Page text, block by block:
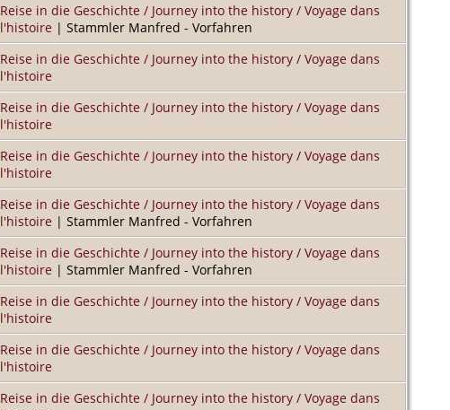
Reise in die Geschichte / Journey into the history / Voyage dans
l'histoire | Stammler Manfred - Vorfahren
Reise in die Geschichte / Journey into the history / Voyage dans
l'histoire
Reise in die Geschichte / Journey into the history / Voyage dans
l'histoire
Reise in die Geschichte / Journey into the history / Voyage dans
l'histoire
Reise in die Geschichte / Journey into the history / Voyage dans
l'histoire | Stammler Manfred - Vorfahren
Reise in die Geschichte / Journey into the history / Voyage dans
l'histoire | Stammler Manfred - Vorfahren
Reise in die Geschichte / Journey into the history / Voyage dans
l'histoire
Reise in die Geschichte / Journey into the history / Voyage dans
l'histoire
Reise in die Geschichte / Journey into the history / Voyage dans